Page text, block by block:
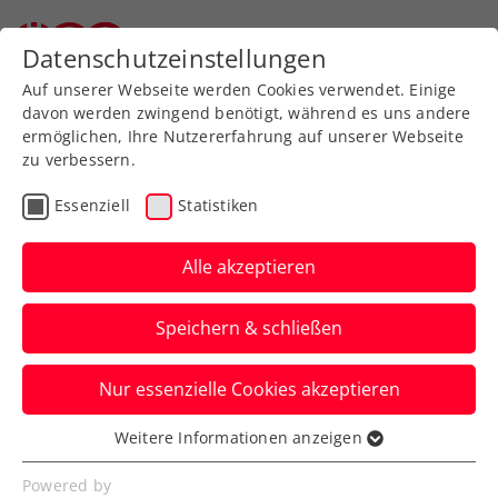
Aktuelle News
News filtern
Datenschutzeinstellungen
Auf unserer Webseite werden Cookies verwendet. Einige
davon werden zwingend benötigt, während es uns andere
ermöglichen, Ihre Nutzererfahrung auf unserer Webseite
zu verbessern.
Essenziell Statistiken
Alle akzeptieren
Speichern & schließen
Nur essenzielle Cookies akzeptieren
Essenziell
Essenzielle Cookies werden für grundlegende
Weitere Informationen anzeigen
Powered by